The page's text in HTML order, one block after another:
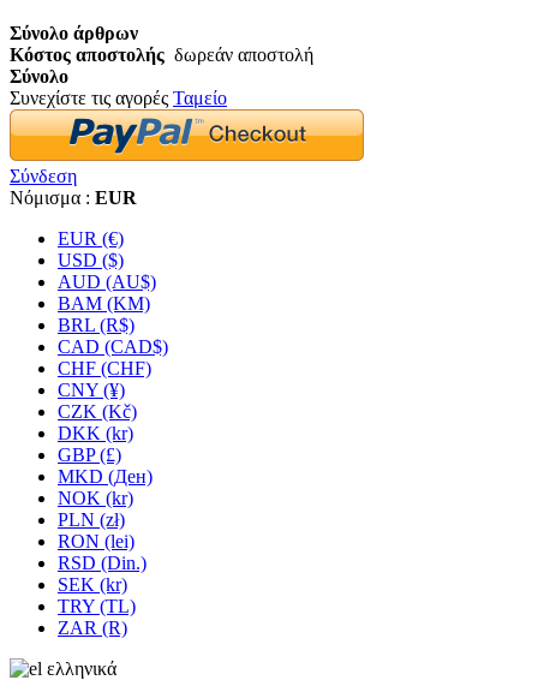
Σύνολο άρθρων
Κόστος αποστολής δωρεάν αποστολή
Σύνολο
Συνεχίστε τις αγορές Ταμείο
Σύνδεση
Νόμισμα : EUR
EUR (€)
USD ($)
AUD (AU$)
BAM (KM)
BRL (R$)
CAD (CAD$)
CHF (CHF)
CNY (¥)
CZK (Kč)
DKK (kr)
GBP (£)
MKD (Ден)
NOK (kr)
PLN (zł)
RON (lei)
RSD (Din.)
SEK (kr)
TRY (TL)
ZAR (R)
ελληνικά